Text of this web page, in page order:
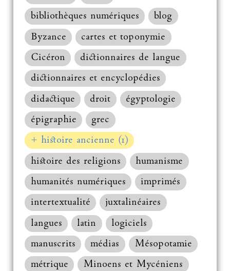
bibliothèques numériques
blog
Byzance
cartes et toponymie
Cicéron
dictionnaires de langue
dictionnaires et encyclopédies
didactique
droit
égyptologie
épigraphie
grec
+ histoire ancienne (1)
histoire des religions
humanisme
humanités numériques
imprimés
intertextualité
juxtalinéaires
langues
latin
logiciels
manuscrits
médias
Mésopotamie
métrique
Minoens et Mycéniens